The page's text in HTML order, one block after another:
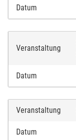
Datum
Veranstaltung
Datum
Veranstaltung
Datum